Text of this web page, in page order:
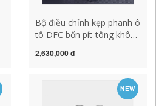
Bộ điều chỉnh kẹp phanh ô
tô DFC bốn pít-tông không
địa
2,630,000 đ
NEW